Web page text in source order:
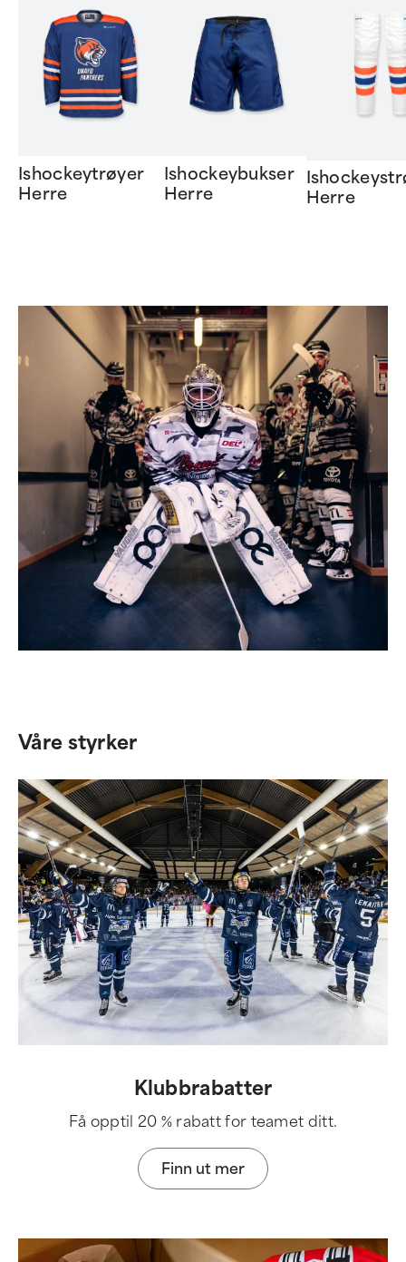
Ishockeytrøyer
Herre
Ishockeybukser
Herre
Herre
Våre styrker
Klubbrabatter
Få opptil 20 % rabatt for teamet ditt.
Finn ut mer